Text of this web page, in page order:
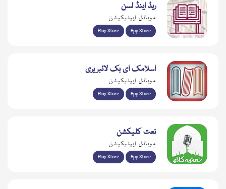
ریڈ اینڈ لسن
موبائل ایپلیکیشن
Play Store App Store
اسلامک ای بک لائبریری
موبائل ایپلیکیشن
Play Store App Store
نعت کلیکشن
موبائل ایپلیکیشن
Play Store App Store